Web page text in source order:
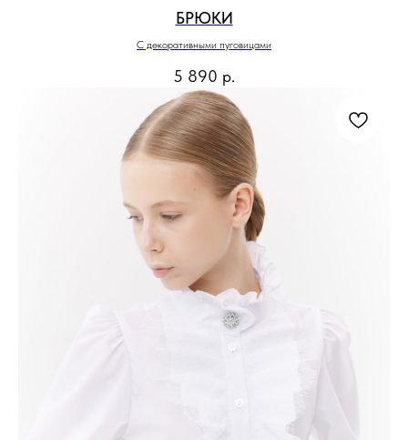
БРЮКИ
С декоративными пуговицами
5 890 р.